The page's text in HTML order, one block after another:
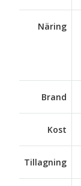
Näring
Brand
Kost
Tillagning